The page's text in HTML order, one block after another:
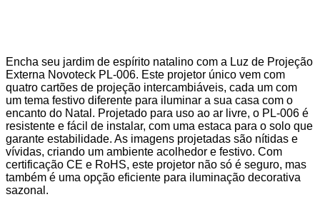
de
Natal
Intercambiáveis
Encha seu jardim de espírito natalino com a Luz de Projeção
Externa Novoteck PL-006. Este projetor único vem com
quatro cartões de projeção intercambiáveis, cada um com
um tema festivo diferente para iluminar a sua casa com o
encanto do Natal. Projetado para uso ao ar livre, o PL-006 é
resistente e fácil de instalar, com uma estaca para o solo que
garante estabilidade. As imagens projetadas são nítidas e
vívidas, criando um ambiente acolhedor e festivo. Com
certificação CE e RoHS, este projetor não só é seguro, mas
também é uma opção eficiente para iluminação decorativa
sazonal.